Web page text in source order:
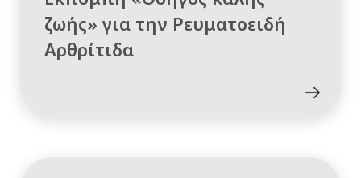
ζωής» για την Ρευματοειδή
Αρθρίτιδα